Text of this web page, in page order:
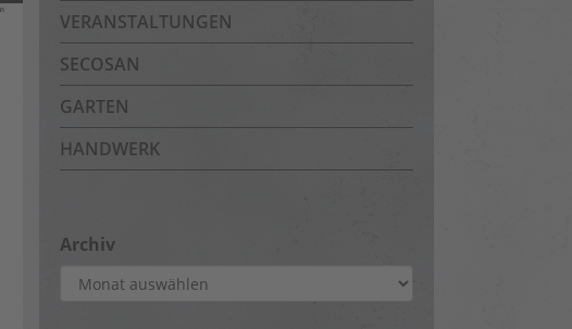
VERANSTALTUNGEN
SECOSAN
GARTEN
HANDWERK
Archiv
Archiv